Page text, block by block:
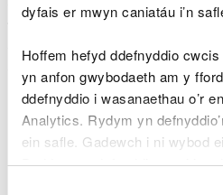
dyfais er mwyn caniatáu i’n
Hoffem hefyd ddefnyddio cwcis
yn anfon gwybodaeth am y
ddefnyddio i wasanaethau o’r
Analytics. Rydym yn
ein safle. Gadewch i ni wybod
Byddwn yn defnyddio cwci i
cadmiwm a haearn yn
fwyngloddiau segur bob
ohonynt (tua 700km), fethu
cemegol neu ecolegol da.
niweidio ecoleg yr afon;
pysgod a’r amrywiaeth o
Gyda chyllid gan